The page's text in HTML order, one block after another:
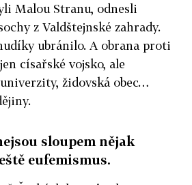
Malou Stranu, odnesli
z Valdštejnské zahrady.
ubránilo. A obrana proti
císařské vojsko, ale
židovská obec…
sloupem nějak
eufemismus.